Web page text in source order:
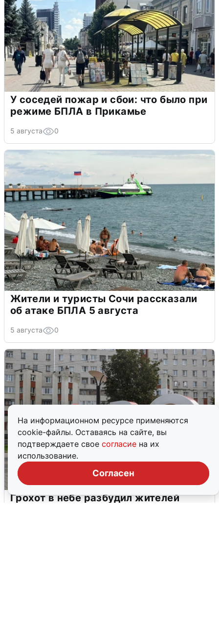
На информационном ресурсе применяются
cookie-файлы. Оставаясь на сайте, вы
подтверждаете свое согласие на их
использование.
Согласен
У соседей пожар и сбои: что было при
режиме БПЛА в Прикамье
5 августа 0
Жители и туристы Сочи рассказали
об атаке БПЛА 5 августа
5 августа 0
Грохот в небе разбудил жителей